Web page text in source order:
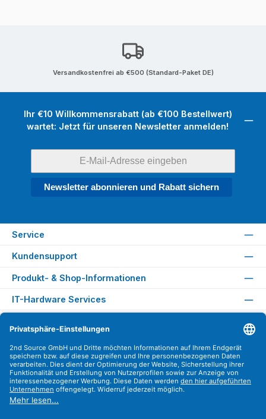
Versandkostenfrei ab €500 (Standard-Paket DE)
Ihr €10 Willkommensrabatt (ab €100 Bestellwert)
wartet: Jetzt für unseren Newsletter anmelden!
Newsletter abonnieren und Rabatt sichern
Service
Kundensupport
Produkt- & Shop-Informationen
IT-Hardware Services
Versandarten
Zahlungsarten
Sicher Einkaufen
Find us on